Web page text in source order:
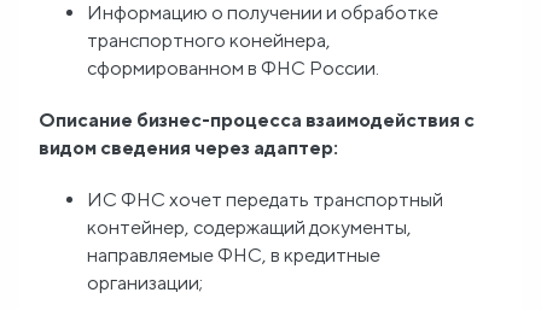
Информацию о получении и обработке
транспортного конейнера,
сформированном в ФНС России.
Описание бизнес-процесса взаимодействия с
видом сведения через адаптер:
ИС ФНС хочет передать транспортный
контейнер, содержащий документы,
направляемые ФНС, в кредитные
организации;